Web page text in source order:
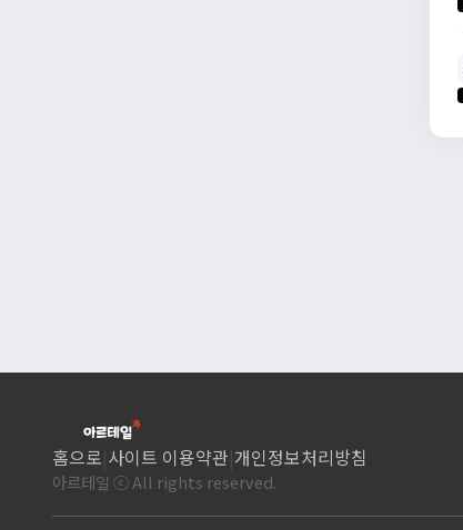
홈으로 사이트 이용약관 개인정보처리방침
아르테일 ⓒ All rights reserved.